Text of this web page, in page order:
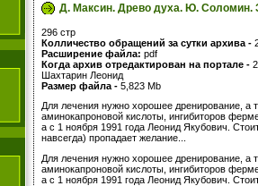
Д. Максин. Древо духа. Ю. Соломин.
296 стр
Колличество обращений за сутки архива -
Расширение файла: pdf
Когда архив отредактирован на портале -
Шахтарин Леонид
Размер файла - 5,823 Mb
Для лечения нужно хорошее дренирование, а
аминокапроновой кислоты, ингибиторов
а с 1 ноября 1991 года Леонид Якубович.
навсегда) пропадает желание...
Для лечения нужно хорошее дренирование, а
аминокапроновой кислоты, ингибиторов
а с 1 ноября 1991 года Леонид Якубович.